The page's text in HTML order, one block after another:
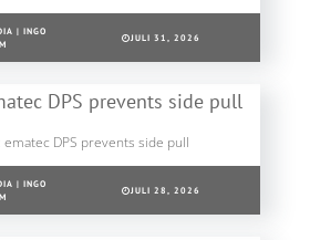
| INGO
JULI 31, 2026
DPS prevents side pull
| INGO
JULI 28, 2026